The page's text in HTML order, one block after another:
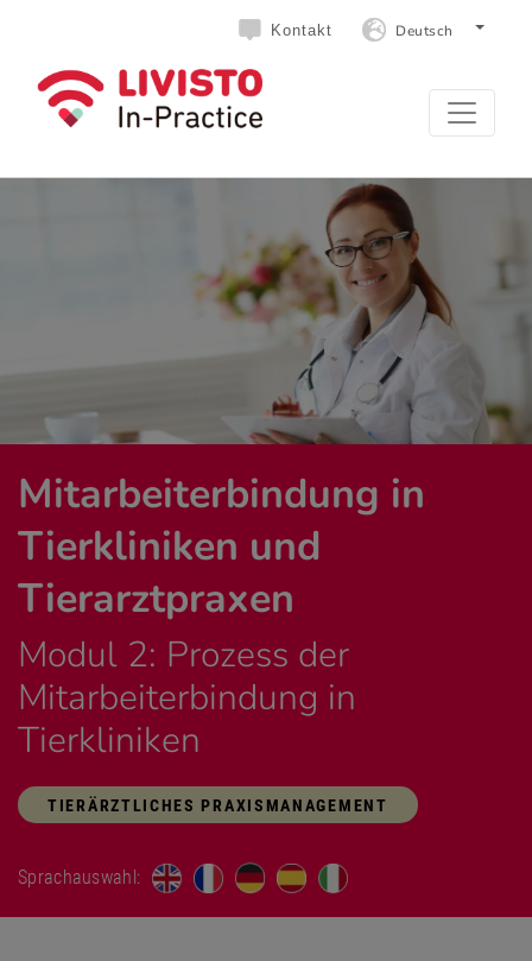
Kontakt Deutsch
Mitarbeiterbindung in
Tierkliniken und
Tierarztpraxen
Modul 2: Prozess der
Mitarbeiterbindung in
Tierkliniken
TIERÄRZTLICHES PRAXISMANAGEMENT
Sprachauswahl: